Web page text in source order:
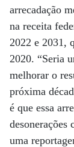
arrecadação
na receita
2022 e 2031,
2020. “Seria
melhorar o
próxima
é que essa
desonerações
uma